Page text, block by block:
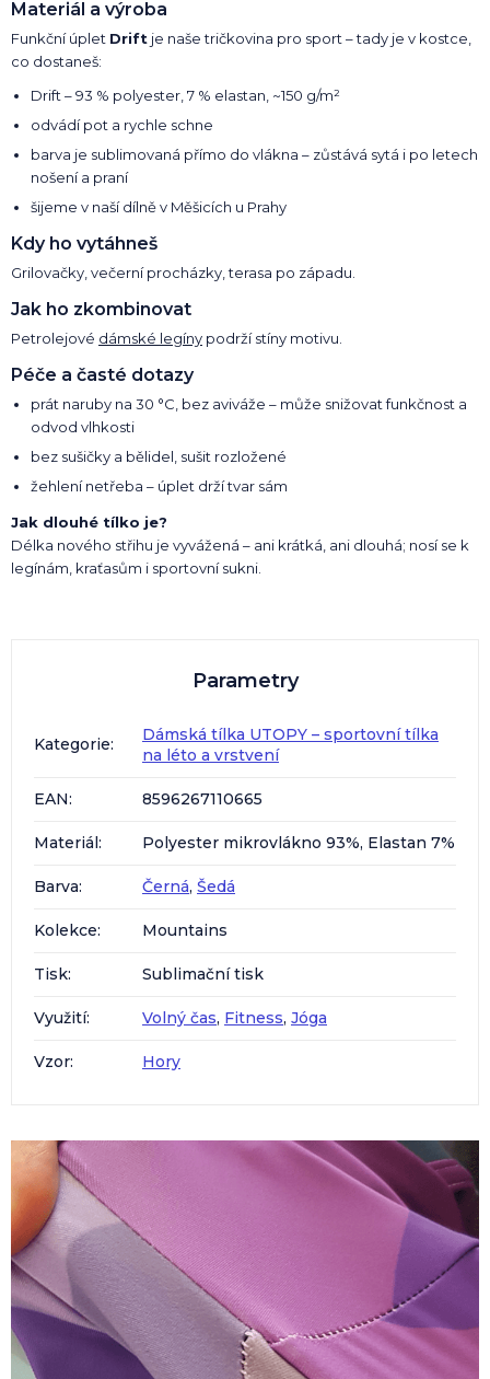
Materiál a výroba
Funkční úplet Drift je naše tričkovina pro sport – tady je v kostce,
co dostaneš:
Drift – 93 % polyester, 7 % elastan, ~150 g/m²
odvádí pot a rychle schne
barva je sublimovaná přímo do vlákna – zůstává sytá i po letech
nošení a praní
šijeme v naší dílně v Měšicích u Prahy
Kdy ho vytáhneš
Grilovačky, večerní procházky, terasa po západu.
Jak ho zkombinovat
Petrolejové dámské legíny podrží stíny motivu.
Péče a časté dotazy
prát naruby na 30 °C, bez aviváže – může snižovat funkčnost a
odvod vlhkosti
bez sušičky a bělidel, sušit rozložené
žehlení netřeba – úplet drží tvar sám
Jak dlouhé tílko je?
Délka nového střihu je vyvážená – ani krátká, ani dlouhá; nosí se k
legínám, kraťasům i sportovní sukni.
Parametry
Kategorie:
Dámská tílka UTOPY – sportovní tílka
na léto a vrstvení
EAN: 8596267110665
Materiál: Polyester mikrovlákno 93%, Elastan 7%
Barva: Černá, Šedá
Kolekce: Mountains
Tisk: Sublimační tisk
Využití: Volný čas, Fitness, Jóga
Vzor: Hory